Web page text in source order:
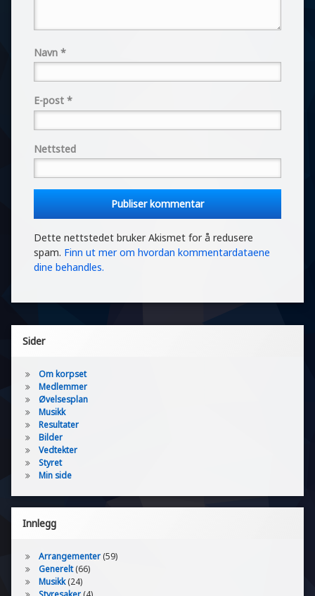
Navn *
E-post *
Nettsted
Dette nettstedet bruker Akismet for å redusere
spam. Finn ut mer om hvordan kommentardataene
dine behandles.
Sider
Om korpset
Medlemmer
Øvelsesplan
Musikk
Resultater
Bilder
Vedtekter
Styret
Min side
Innlegg
Arrangementer(59)
Generelt(66)
Musikk(24)